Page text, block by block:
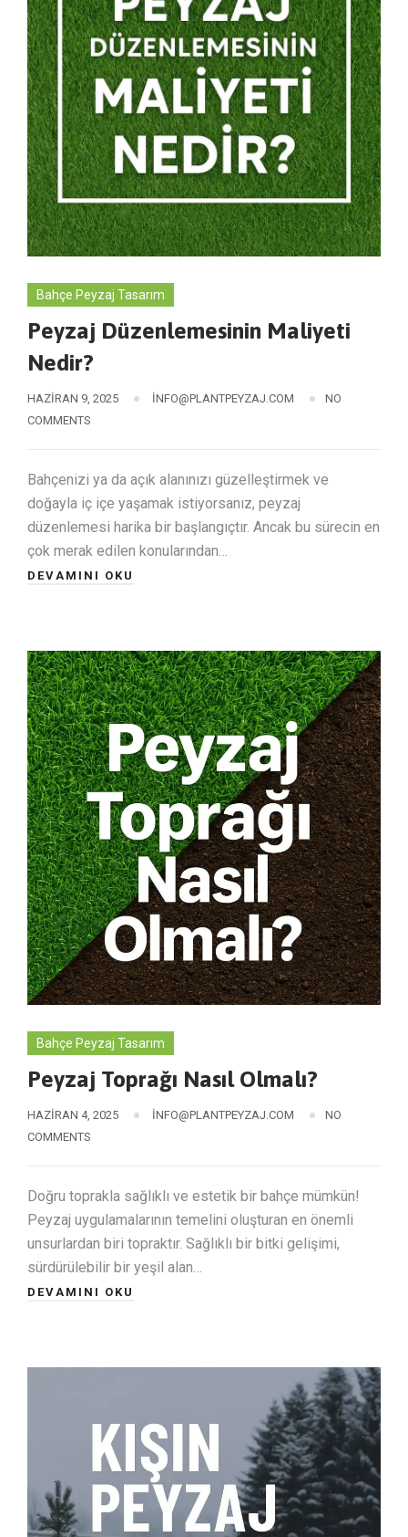
Bahçe Peyzaj Tasarım
Peyzaj Düzenlemesinin Maliyeti
Nedir?
HAZIRAN 9, 2025 INFO@PLANTPEYZAJ.COM
NO
COMMENTS
Bahçenizi ya da açık alanınızı güzelleştirmek ve
doğayla iç içe yaşamak istiyorsanız, peyzaj
düzenlemesi harika bir başlangıçtır. Ancak bu sürecin en
çok merak edilen konularından…
DEVAMINI OKU
Bahçe Peyzaj Tasarım
Peyzaj Toprağı Nasıl Olmalı?
HAZIRAN 4, 2025 INFO@PLANTPEYZAJ.COM
NO
COMMENTS
Doğru toprakla sağlıklı ve estetik bir bahçe mümkün!
Peyzaj uygulamalarının temelini oluşturan en önemli
unsurlardan biri topraktır. Sağlıklı bir bitki gelişimi,
sürdürülebilir bir yeşil alan…
DEVAMINI OKU